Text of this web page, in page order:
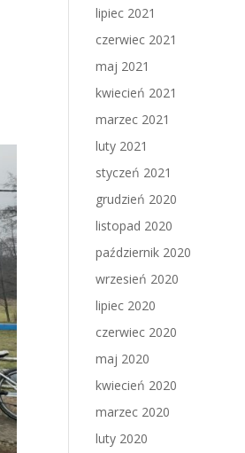
lipiec 2021
czerwiec 2021
maj 2021
kwiecień 2021
marzec 2021
luty 2021
styczeń 2021
grudzień 2020
listopad 2020
październik 2020
wrzesień 2020
lipiec 2020
czerwiec 2020
maj 2020
kwiecień 2020
marzec 2020
luty 2020